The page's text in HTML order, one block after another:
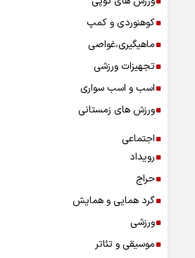
کوهنوردی و کمپ
ماهیگیری،غواصی
تجهیزات ورزشی
اسب و اسب سواری
ورزش های زمستانی
اجتماعی
رویداد
حراج
گرد همایی و همایش
ورزشی
موسیقی و تئاتر